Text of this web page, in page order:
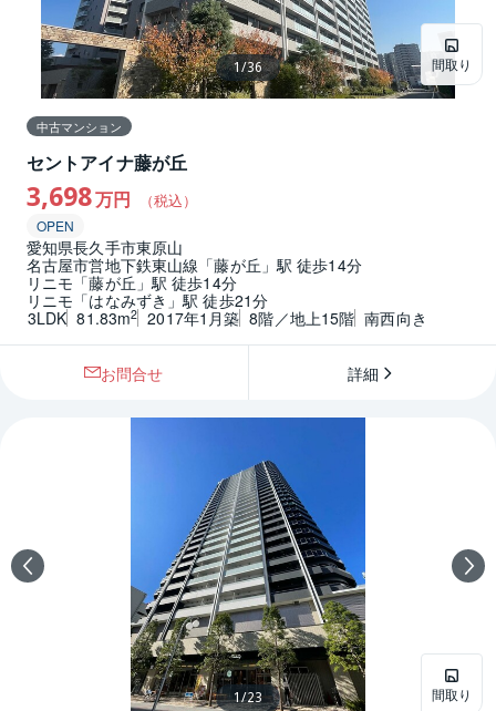
間取り
1/36
中古マンション
セントアイナ藤が丘
3,698万円 （税込）
OPEN
愛知県長久手市東原山
名古屋市営地下鉄東山線「藤が丘」駅 徒歩14分
リニモ「藤が丘」駅 徒歩14分
リニモ「はなみずき」駅 徒歩21分
3LDK 81.83m2 2017年1月築 8階／地上15階 南西向き
お問合せ 詳細
間取り
1/23